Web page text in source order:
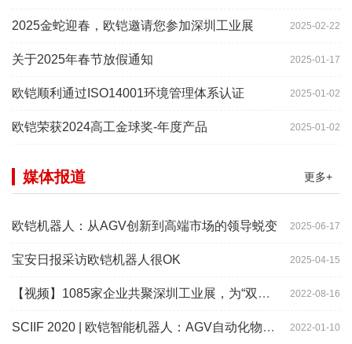
2025-02-22
2025金蛇迎春，欧铠邀请您参加深圳工业展
2025-01-17
关于2025年春节放假通知
2025-01-02
欧铠顺利通过ISO14001环境管理体系认证
2025-01-02
欧铠荣获2024高工金球奖-年度产品
更多+
媒体报道
2025-06-17
欧铠机器人：从AGV创新到高端市场的领导蜕变
2025-04-15
宝安日报采访欧铠机器人很OK
2022-08-16
【视频】1085家企业共聚深圳工业展，为“双链”畅通堵点、卡点
2022-01-10
SCIIF 2020 | 欧铠智能机器人：AGV自动化物流设备及系统